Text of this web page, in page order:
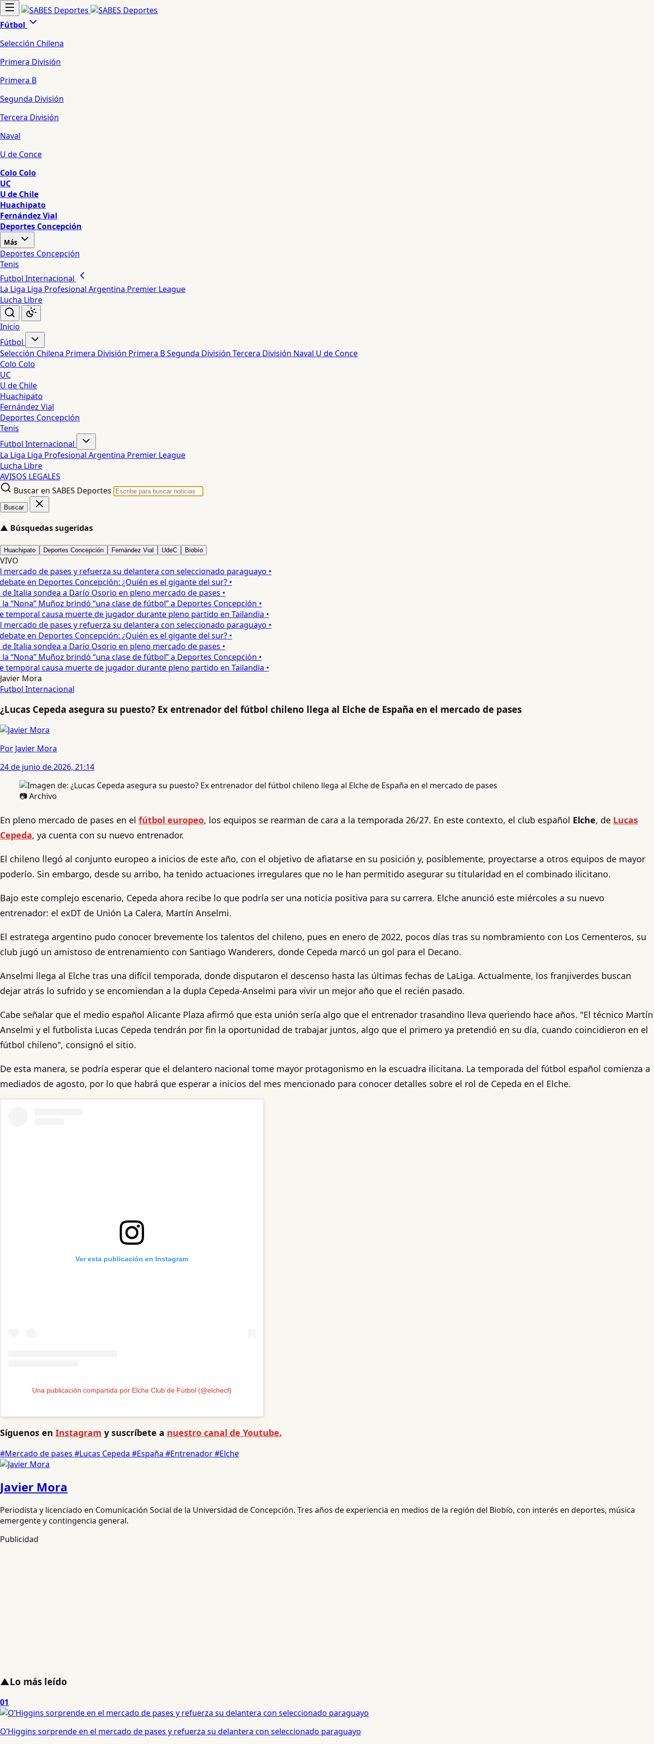
Fútbol
Selección Chilena
Primera División
Primera B
Segunda División
Tercera División
Naval
U de Conce
Colo Colo
UC
U de Chile
Huachipato
Fernández Vial
Deportes Concepción
Más
Deportes Concepción
Tenis
Futbol Internacional
La Liga Liga Profesional Argentina Premier League
Lucha Libre
Inicio
Fútbol
Selección Chilena Primera División Primera BSegunda División Tercera División Naval U de Conce
Colo Colo
UC
U de Chile
Huachipato
Fernández Vial
Deportes Concepción
Tenis
Futbol Internacional
La Liga Liga Profesional Argentina Premier League
Lucha Libre
AVISOS LEGALES
Buscar en SABES Deportes
Buscar
▲ Búsquedas sugeridas
Huachipato Deportes Concepción Fernández Vial UdeC Biobío
VIVO
de pases y refuerza su delantera con seleccionado paraguayo •
en Deportes Concepción: ¿Quién es el gigante del sur? •
Italia sondea a Darío Osorio en pleno mercado de pases •
Muñoz brindó “una clase de fútbol” a Deportes Concepción •
causa muerte de jugador durante pleno partido en Tailandia •
de pases y refuerza su delantera con seleccionado paraguayo •
en Deportes Concepción: ¿Quién es el gigante del sur? •
Italia sondea a Darío Osorio en pleno mercado de pases •
Muñoz brindó “una clase de fútbol” a Deportes Concepción •
causa muerte de jugador durante pleno partido en Tailandia •
Javier Mora
Futbol Internacional
¿Lucas Cepeda asegura su puesto? Ex entrenador del fútbol chileno llega al Elche de España en el mercado de pases
Por Javier Mora
24 de junio de 2026, 21:14
📷 Archivo
En pleno mercado de pases en el fútbol europeo, los equipos se rearman de cara a la temporada 26/27. En este contexto, el club español Elche, de Lucas
Cepeda, ya cuenta con su nuevo entrenador.
El chileno llegó al conjunto europeo a inicios de este año, con el objetivo de afiatarse en su posición y, posiblemente, proyectarse a otros equipos de mayor
poderío. Sin embargo, desde su arribo, ha tenido actuaciones irregulares que no le han permitido asegurar su titularidad en el combinado ilicitano.
Bajo este complejo escenario, Cepeda ahora recibe lo que podría ser una noticia positiva para su carrera. Elche anunció este miércoles a su nuevo
entrenador: el exDT de Unión La Calera, Martín Anselmi.
El estratega argentino pudo conocer brevemente los talentos del chileno, pues en enero de 2022, pocos días tras su nombramiento con Los Cementeros, su
club jugó un amistoso de entrenamiento con Santiago Wanderers, donde Cepeda marcó un gol para el Decano.
Anselmi llega al Elche tras una difícil temporada, donde disputaron el descenso hasta las últimas fechas de LaLiga. Actualmente, los franjiverdes buscan
dejar atrás lo sufrido y se encomiendan a la dupla Cepeda-Anselmi para vivir un mejor año que el recién pasado.
Cabe señalar que el medio español Alicante Plaza afirmó que esta unión sería algo que el entrenador trasandino lleva queriendo hace años. "El técnico Martín
Anselmi y el futbolista Lucas Cepeda tendrán por fin la oportunidad de trabajar juntos, algo que el primero ya pretendió en su día, cuando coincidieron en el
fútbol chileno", consignó el sitio.
De esta manera, se podría esperar que el delantero nacional tome mayor protagonismo en la escuadra ilicitana. La temporada del fútbol español comienza a
mediados de agosto, por lo que habrá que esperar a inicios del mes mencionado para conocer detalles sobre el rol de Cepeda en el Elche.
Ver esta publicación en Instagram
Una publicación compartida por Elche Club de Fútbol (@elchecf)
Síguenos en Instagram y suscríbete a nuestro canal de Youtube.
#Mercado de pases #Lucas Cepeda #España #Entrenador#Elche
Javier Mora
Periodista y licenciado en Comunicación Social de la Universidad de Concepción. Tres años de experiencia en medios de la región del Biobío, con interés en deportes, música
emergente y contingencia general.
Publicidad
▲Lo más leído
01
O’Higgins sorprende en el mercado de pases y refuerza su delantera con seleccionado paraguayo